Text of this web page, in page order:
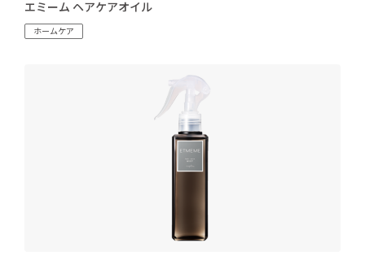
エミーム ヘアケアオイル
ホームケア